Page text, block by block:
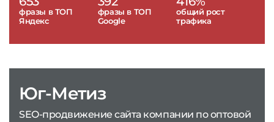
фразы в ТОП
Яндекс
фразы в ТОП
Google
общий рост
трафика
Юг-Метиз
SEO-продвижение сайта компании по оптовой